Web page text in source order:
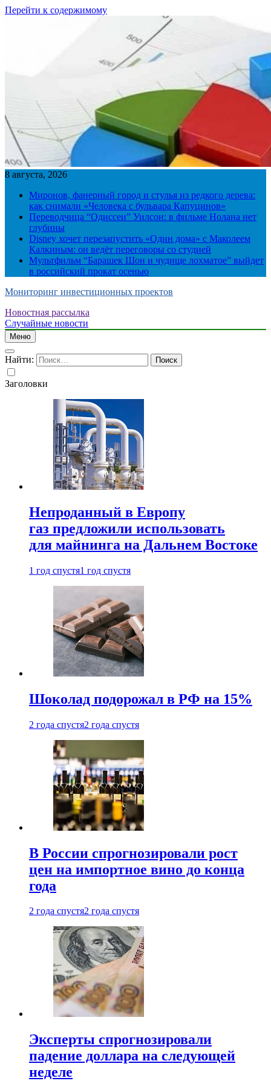
Перейти к содержимому
8 августа, 2026
Миронов, фанерный город и стулья из редкого дерева:
как снимали «Человека с бульвара Капуцинов»
Переводчица “Одиссеи” Уилсон: в фильме Нолана нет
глубины
Disney хочет перезапустить «Один дома» с Маколеем
Калкиным: он ведёт переговоры со студией
Мультфильм “Барашек Шон и чудище лохматое” выйдет
в российский прокат осенью
Мониторинг инвестиционных проектов
Новостная рассылка
Случайные новости
Меню
Найти:
Заголовки
Непроданный в Европу
газ предложили использовать
для майнинга на Дальнем Востоке
1 год спустя1 год спустя
Шоколад подорожал в РФ на 15%
2 года спустя2 года спустя
В России спрогнозировали рост
цен на импортное вино до конца
года
2 года спустя2 года спустя
Эксперты спрогнозировали
падение доллара на следующей
неделе